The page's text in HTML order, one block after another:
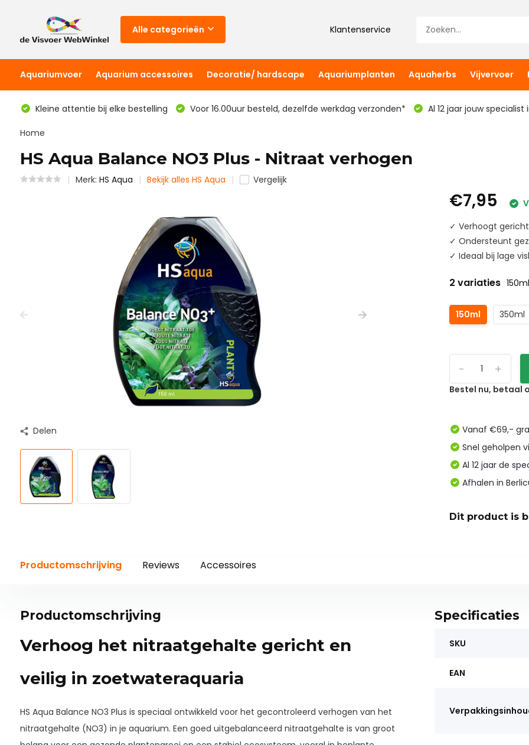
Alle categorieën Klantenservice
Aquariumvoer Aquarium accessoires Decoratie/ hardscape Aquariumplanten Aquaherbs Vijvervoer
Kleine attentie bij elke bestelling Voor 16.00uur besteld, dezelfde werkdag verzonden* Al 12 jaar jouw
Home
HS Aqua Balance NO3 Plus - Nitraat verhogen
Merk: HS Aqua Bekijk alles HS Aqua Vergelijk
Delen
€7,95
✓ Verhoogt
✓ Ondersteunt
✓ Ideaal bij lage
2 variaties 150ml
150ml 350ml
+
-
Bestel nu, betaal
Vanaf €69,-
Snel geholpen
Al 12 jaar de
Afhalen in
Dit product is
Productomschrijving Reviews Accessoires
Productomschrijving
Verhoog het nitraatgehalte gericht en
veilig in zoetwateraquaria
HS Aqua Balance NO3 Plus is speciaal ontwikkeld voor het gecontroleerd verhogen van het
nitraatgehalte (NO3) in je aquarium. Een goed uitgebalanceerd nitraatgehalte is van groot
Specificaties
SKU
EAN